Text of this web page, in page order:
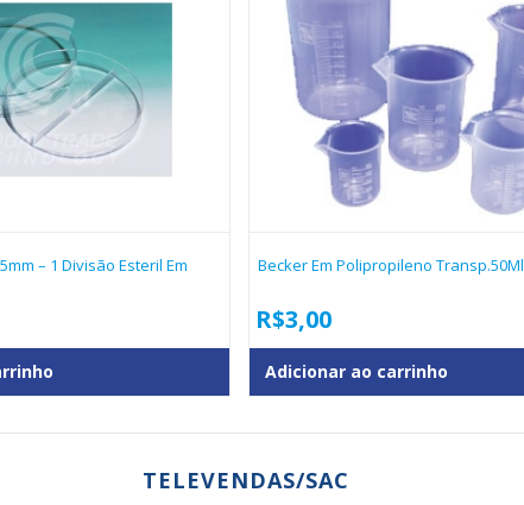
– 1 Divisão Esteril Em
Becker Em Polipropileno Transp.50Ml
R$3,00
Adicionar ao carrinho
TELEVENDAS/SAC